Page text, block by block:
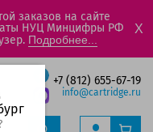
заказов на сайте
НУЦ Минцифры РФ
Подробнее...
X
+7 (812) 655-67-19
info@cartridge.ru